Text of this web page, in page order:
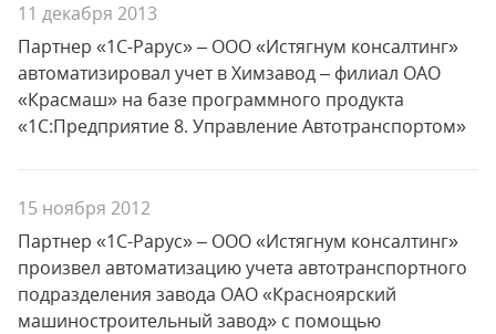
11 декабря 2013
Партнер «1С-Рарус» – ООО «Истягнум консалтинг»
автоматизировал учет в Химзавод – филиал ОАО
«Красмаш» на базе программного продукта
«1С:Предприятие 8. Управление Автотранспортом»
15 ноября 2012
Партнер «1С-Рарус» – ООО «Истягнум консалтинг»
произвел автоматизацию учета автотранспортного
подразделения завода ОАО «Красноярский
машиностроительный завод» с помощью